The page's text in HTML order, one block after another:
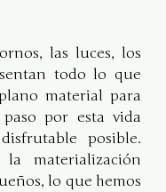
las luces, los
todo lo que
material para
por esta vida
posible.
la materialización
lo que hemos